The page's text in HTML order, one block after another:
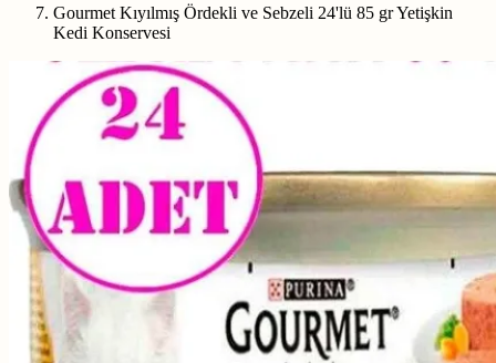
Gourmet Kıyılmış Ördekli ve Sebzeli 24'lü 85 gr Yetişkin
Kedi Konservesi